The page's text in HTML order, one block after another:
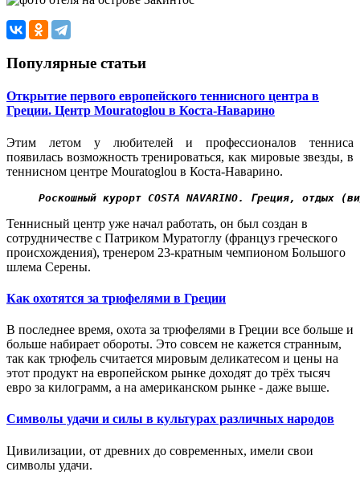
Популярные статьи
Открытие первого европейского теннисного центра в
Греции. Центр Mouratoglou в Коста-Наварино
Этим летом у любителей и профессионалов тенниса
появилась возможность тренироваться, как мировые звезды, в
теннисном центре Mouratoglou в Коста-Наварино.
Роскошный курорт COSTA NAVARINO. Греция, отдых
Теннисный центр уже начал работать, он был создан в
сотрудничестве с Патриком Муратоглу (француз греческого
происхождения), тренером 23-кратным чемпионом Большого
шлема Серены.
Как охотятся за трюфелями в Греции
В последнее время, охота за трюфелями в Греции все больше и
больше набирает обороты. Это совсем не кажется странным,
так как трюфель считается мировым деликатесом и цены на
этот продукт на европейском рынке доходят до трёх тысяч
евро за килограмм, а на американском рынке - даже выше.
Символы удачи и силы в культурах различных народов
Цивилизации, от древних до современных, имели свои
символы удачи.